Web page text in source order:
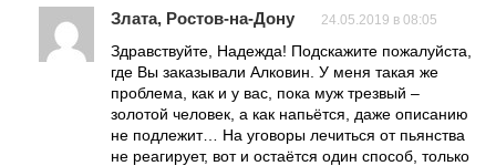
Злата, Ростов-на-Дону 24.05.2019 в 08:05
Здравствуйте, Надежда! Подскажите пожалуйста,
где Вы заказывали Алковин. У меня такая же
проблема, как и у вас, пока муж трезвый –
золотой человек, а как напьётся, даже описанию
не подлежит… На уговоры лечиться от пьянства
не реагирует, вот и остаётся один способ, только